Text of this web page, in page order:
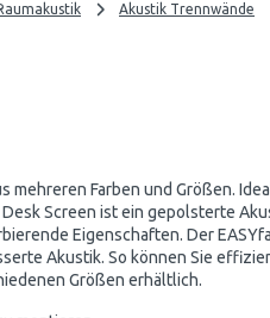
Akustik Trennwände
mehreren Farben und Größen.
Desk Screen ist ein gepolsterte
Eigenschaften. Der
Akustik. So können Sie
Größen erhältlich.